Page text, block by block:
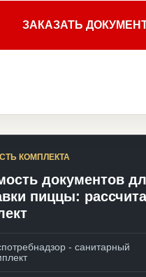
ЗАКАЗАТЬ
КОМПЛЕКТА
документов
пиццы:
- санитарный